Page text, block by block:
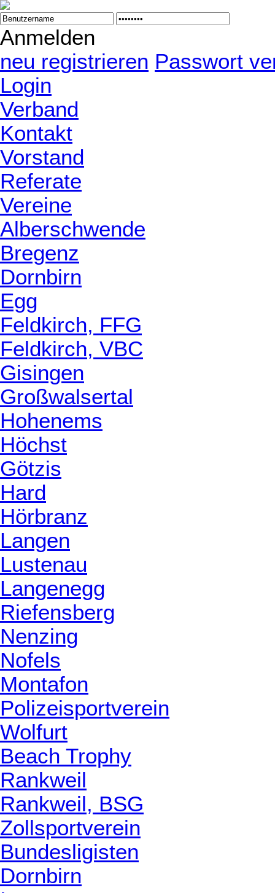
Anmelden
neu registrieren Passwort
Login
Verband
Kontakt
Vorstand
Referate
Vereine
Alberschwende
Bregenz
Dornbirn
Egg
Feldkirch, FFG
Feldkirch, VBC
Gisingen
Großwalsertal
Hohenems
Höchst
Götzis
Hard
Hörbranz
Langen
Lustenau
Langenegg
Riefensberg
Nenzing
Nofels
Montafon
Polizeisportverein
Wolfurt
Beach Trophy
Rankweil
Rankweil, BSG
Zollsportverein
Bundesligisten
Dornbirn